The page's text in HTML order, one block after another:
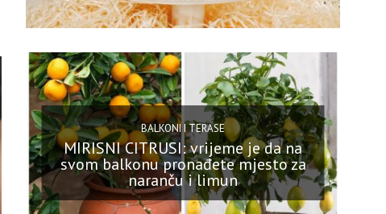
BALKONI I TERASE
MIRISNI CITRUSI: vrijeme je da na
svom balkonu pronađete mjesto za
naranču i limun